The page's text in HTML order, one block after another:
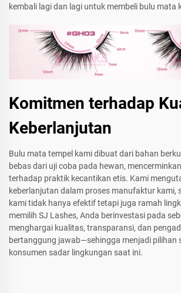
kembali lagi dan lagi untuk membeli bulu mata
Komitmen terhadap
Keberlanjutan
Bulu mata tempel kami dibuat dari bahan
bebas dari uji coba pada hewan,
terhadap praktik kecantikan etis. Kami
keberlanjutan dalam proses manufaktur kami,
kami tidak hanya efektif tetapi juga ramah
memilih SJ Lashes, Anda berinvestasi pada
menghargai kualitas, transparansi, dan
bertanggung jawab—sehingga menjadi pilihan
konsumen sadar lingkungan saat ini.